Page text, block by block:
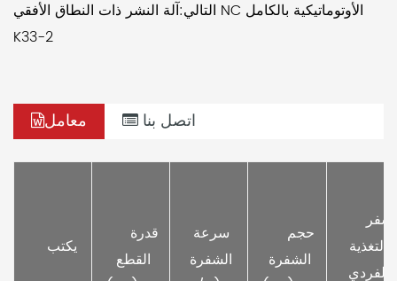
التالي:آلة النشر ذات النطاق الأفقي NC الأوتوماتيكية بالكامل
K33-2
معامل اتصل بنا
القطع
سرعة
الشفرة
الشفرة
التغذية
الفردي